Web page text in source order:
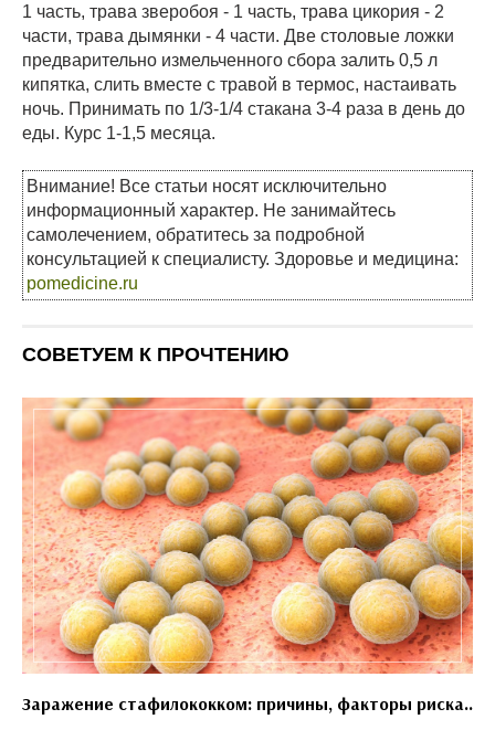
1 часть, трава зверобоя - 1 часть, трава цикория - 2
части, трава дымянки - 4 части. Две столовые ложки
предварительно измельченного сбора залить 0,5 л
кипятка, слить вместе с травой в термос, настаивать
ночь. Принимать по 1/3-1/4 стакана 3-4 раза в день до
еды. Курс 1-1,5 месяца.
Внимание! Все статьи носят исключительно
информационный характер. Не занимайтесь
самолечением, обратитесь за подробной
консультацией к специалисту. Здоровье и медицина:
pomedicine.ru
СОВЕТУЕМ К ПРОЧТЕНИЮ
Заражение стафилококком: причины, факторы риска..